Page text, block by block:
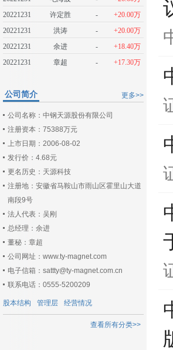
20221231
许定胜 -
+20.00万
20221231
洪涛 -
+20.00万
20221231
余进 -
+18.40万
20221231
章超 - +17.30万
更多>>
公司简介
公司名称：中钢天源股份有限公司
注册资本：75388万元
上市日期：2006-08-02
发行价：4.68元
更名历史：天源科技
注册地：安徽省马鞍山市雨山区霍里山大道
南段9号
法人代表：吴刚
总经理：余进
董秘：章超
公司网址：www.ty-magnet.com
电子信箱：sattty@ty-magnet.com.cn
联系电话：0555-5200209
股本结构 管理层 经营情况
查看所有分类>>